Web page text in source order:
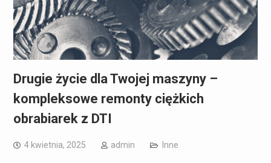
Drugie życie dla Twojej maszyny –
kompleksowe remonty ciężkich
obrabiarek z DTI
4 kwietnia, 2025 admin Inne